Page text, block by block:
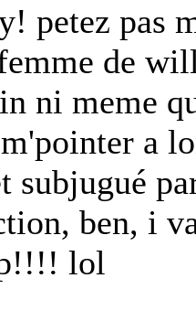
petez pas
de
ni meme
a
subjugué
ben, i
lol